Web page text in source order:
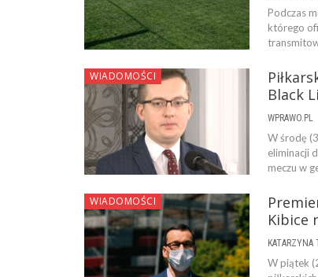
Podczas
którego
WIADOMOŚCI
Black
WPRAWO.PL
W środę
eliminacji
meczu w
WIADOMOŚCI
Kibice
W piątek